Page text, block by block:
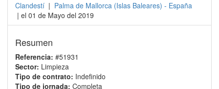
Clandestí | Palma de Mallorca (Islas Baleares) - España
| el 01 de Mayo del 2019
Resumen
Referencia: #51931
Sector: Limpieza
Tipo de contrato: Indefinido
Tipo de jornada: Completa